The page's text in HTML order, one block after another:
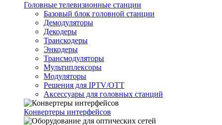
Головные телевизионные станции
Базовый блок головной станции
Демодуляторы
Декодеры
Транскодеры
Энкодеры
Трансмодуляторы
Мультиплексоры
Модуляторы
Решения для IPTV/OTT
Аксессуары для головных станций
Конвертеры интерфейсов